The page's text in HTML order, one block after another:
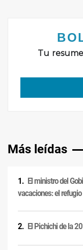
Más leídas
El ministro del
vacaciones: el
El Pichichi de la